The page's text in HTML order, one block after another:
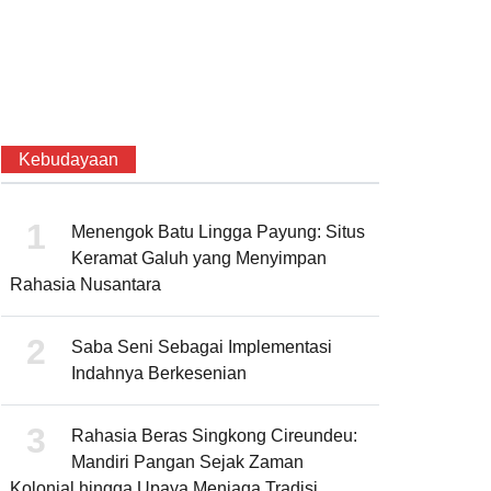
Kebudayaan
Menengok Batu Lingga Payung: Situs
Keramat Galuh yang Menyimpan
Rahasia Nusantara
Saba Seni Sebagai Implementasi
Indahnya Berkesenian
Rahasia Beras Singkong Cireundeu:
Mandiri Pangan Sejak Zaman